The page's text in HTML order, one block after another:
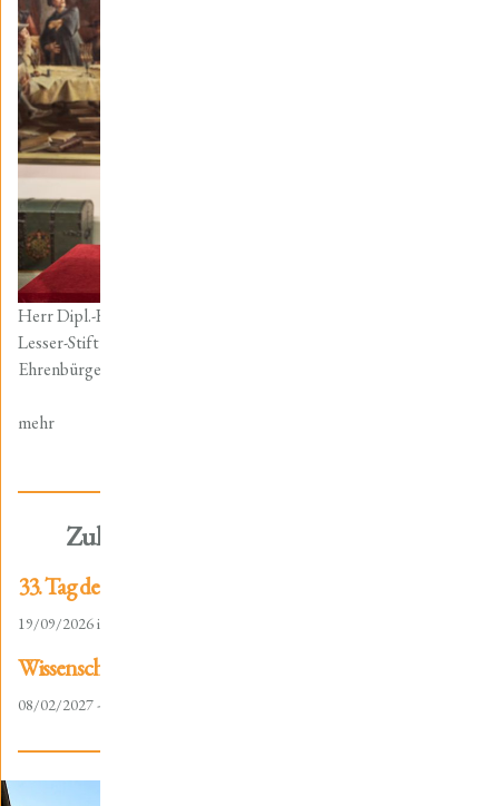
Herr Dipl.-Kfm. Andreas Lesser, Stifter der Friedrich-Christian-
Lesser-Stiftung, wurde am Samstag, den 12.11.2022, die
Ehrenbürgerwürde der Stadt Mühlhausen/Thür. verliehen.
mehr
Zukünftige Vorträge / Exkursionen
33. Tag der Thüringischen Landesgeschichte
19/09/2026 in Schleusingen
Wissenschaftliche Tagung "Reichsstadt und Gericht"
08/02/2027 - 10/02/2027 in Mühlhausen